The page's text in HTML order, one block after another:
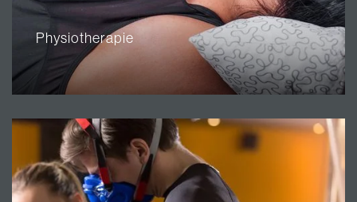
Physiotherapie